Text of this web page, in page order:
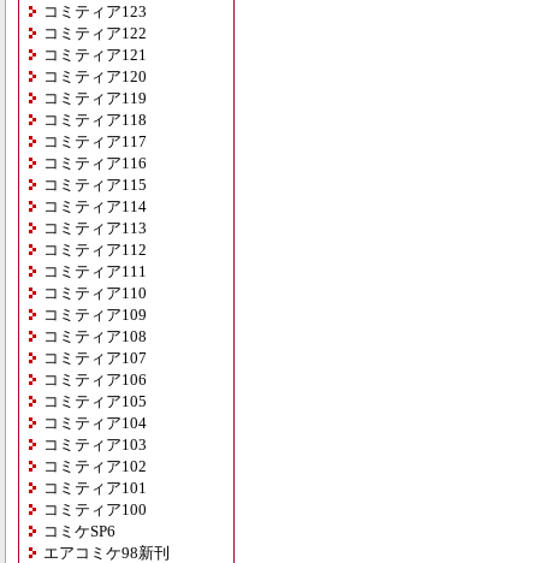
コミティア123
コミティア122
コミティア121
コミティア120
コミティア119
コミティア118
コミティア117
コミティア116
コミティア115
コミティア114
コミティア113
コミティア112
コミティア111
コミティア110
コミティア109
コミティア108
コミティア107
コミティア106
コミティア105
コミティア104
コミティア103
コミティア102
コミティア101
コミティア100
コミケSP6
エアコミケ98新刊